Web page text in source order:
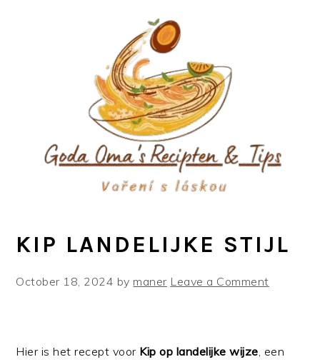
KIP LANDELIJKE STIJL
October 18, 2024 bymaner Leave a Comment
Hier is het recept voor Kip op landelijke wijze , een